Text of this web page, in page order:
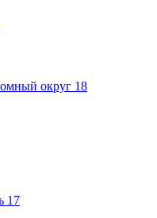
округ 18
17